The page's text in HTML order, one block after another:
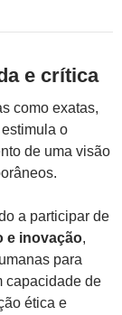
e crítica
como exatas,
o
de uma visão
a participar de
e inovação,
para
capacidade de
ética e